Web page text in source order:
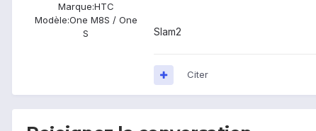
Marque:HTC
Modèle:One M8S / One
S
Slam2
Citer